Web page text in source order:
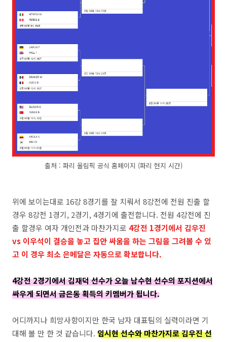
출처 : 파리 올림픽 공식 홈페이지 (파리 현지 시간)
위에 보이는대로 16강 8경기를 잘 치뤄서 8강전에 전원 진출 할
경우 8강전 1경기, 2경기, 4경기에 출전합니다. 전원 4강전에 진
출 할경우 여자 개인전과 마찬가지로 4강전 1경기에서 김우진
vs 이우석이 결승을 놓고 집안 싸움을 하는 그림을 그려볼 수 있
고 이 경우 최소 은메달은 자동으로 확보합니다.
4강전 2경기에서 김재덕 선수가 오늘 남수현 선수의 포지션에서
싸우게 되면서 금은동 획득의 키멤버가 됩니다.
어디까지나 희망사항이지만 한국 남자 대표팀의 실력이라면 기
대해 볼 만 한 것 같습니다. 임시현 선수와 마찬가지로 김우진 선